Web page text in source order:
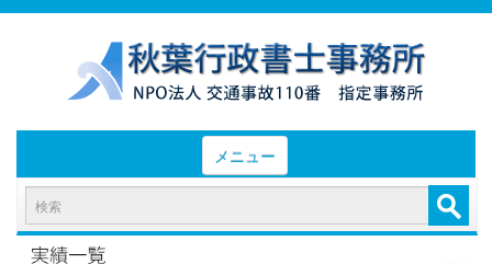
メニュー
HOME
お知らせと業務日誌